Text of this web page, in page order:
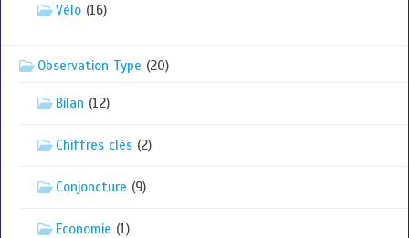
Vélo (16)
Observation Type (20)
Bilan (12)
Chiffres clés (2)
Conjoncture (9)
Economie (1)